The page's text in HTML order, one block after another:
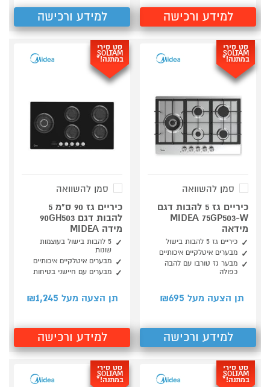
למידע ורכישה למידע ורכישה
סט סירי
SOLTAM
במתנה!*
סמן להשוואה
כיריים גז 5 להבות דגם
MIDEA 75GP503-W
מידאה
כיריים גז 5 להבות בישול
מבערים איטלקיים איכותיים
מבער גז טורבו עם להבה
כפולה
תן הצעה מעל ₪ 695
למידע ורכישה
סט סירי
SOLTAM
במתנה!*
סמן להשוואה
כיריים גז 90 ס"מ 5
להבות דגם 90GH503
מידה MIDEA
5 להבות בישול בעוצמות
שונות
מבערים איטלקיים איכותיים
מבערים עם חיישני בטיחות
תן הצעה מעל ₪ 1,245
למידע ורכישה
סט סירי
SOLTAM
במתנה!*
סט סירי
SOLTAM
במתנה!*